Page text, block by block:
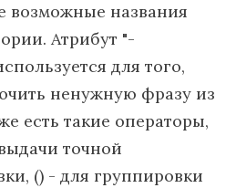
возможные названия
Атрибут "-
для того,
ненужную фразу из
есть такие операторы,
точной
() - для группировки